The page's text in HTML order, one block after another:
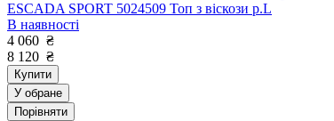
ESCADA SPORT 5024509 Топ з віскози р.L
В наявності
4 060 ₴
8 120 ₴
Купити
У обране
Порівняти